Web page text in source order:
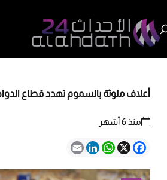
أعلاف ملوثة بالسموم تهدد قطاع
منذ 6 أشهر
Facebook
X
WhatsApp
LinkedIn
Email